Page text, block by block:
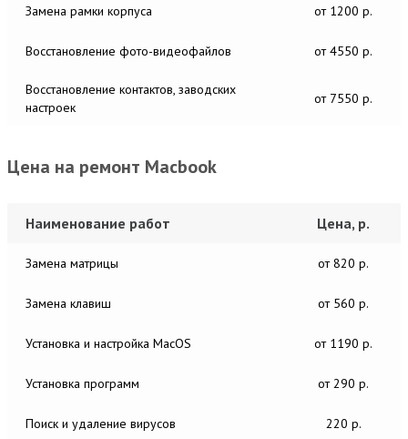
Замена рамки корпуса от 1200 р.
Восстановление фото-видеофайлов от 4550 р.
Восстановление контактов, заводских
настроек
от 7550 р.
Цена на ремонт Macbook
Наименование работ Цена, р.
Замена матрицы от 820 р.
Замена клавиш от 560 р.
Установка и настройка MacОS от 1190 р.
Установка программ от 290 р.
Поиск и удаление вирусов 220 р.